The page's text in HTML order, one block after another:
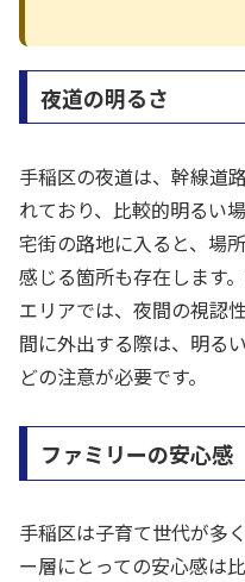
夜道の明るさ
手稲区の夜道は、幹線道
れており、比較的明るい
宅街の路地に入ると、場
感じる箇所も存在します
エリアでは、夜間の視認
間に外出する際は、明る
どの注意が必要です。
ファミリーの安心感
手稲区は子育て世代が多
ー層にとっての安心感は